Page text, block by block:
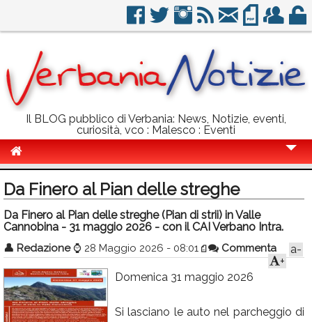
Il BLOG pubblico di Verbania: News, Notizie, eventi,
curiosità, vco : Malesco : Eventi
Politica
Sport
Eventi
Info Utili
Rubriche
Da Finero al Pian delle streghe
Da Finero al Pian delle streghe (Pian di strii) in Valle
Cannobina - 31 maggio 2026 - con il CAI Verbano Intra.
👤 Redazione ⌚ 28 Maggio 2026 - 08:01 Commenta
a-
+
Domenica 31 maggio 2026
Si lasciano le auto nel parcheggio di